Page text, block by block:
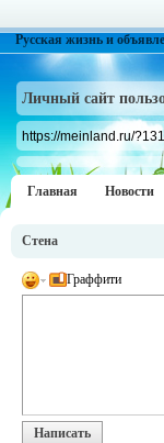
Русская жизнь и
Личный сайт
https://meinland.ru/
Главная Новости
Стена
Граффити
Написать